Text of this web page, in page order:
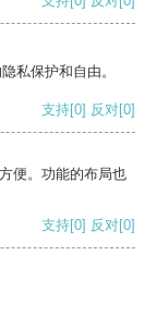
私保护和自由。
支持[0] 反对[0]
便。功能的布局也
支持[0] 反对[0]